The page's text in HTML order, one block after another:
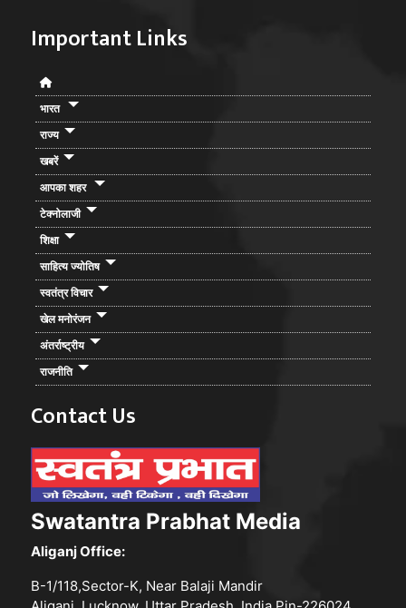
Important Links
भारत
राज्य
खबरें
आपका शहर
टेक्नोलाजी
शिक्षा
साहित्य ज्योतिष
स्वतंत्र विचार
खेल मनोरंजन
अंतर्राष्ट्रीय
राजनीति
Contact Us
Swatantra Prabhat Media
Aliganj Office:
B-1/118,Sector-K, Near Balaji Mandir